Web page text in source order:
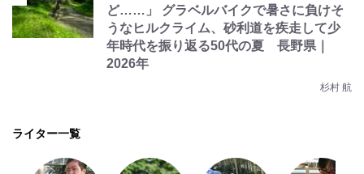
ど……」 グラベルバイクで暑さに負けそ
うなヒルクライム、砂利道を疾走して少
年時代を振り返る50代の夏 長野県｜
2026年
杉村 航
ライター一覧